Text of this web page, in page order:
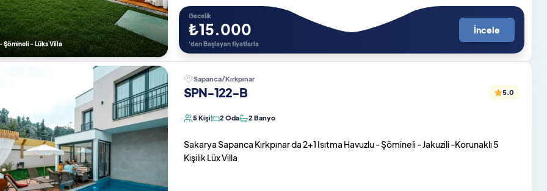
Şömineli - Lüks Villa
Gecelik
₺15.000
'den Başlayan fiyatlarla
İncele
Sapanca/Kırkpınar
SPN-122-B 5.0
5 Kişi 2 Oda 2 Banyo
Sakarya Sapanca Kırkpınar da 2+1 Isıtma Havuzlu - Şömineli - Jakuzili -Korunaklı 5
Kişilik Lüx Villa